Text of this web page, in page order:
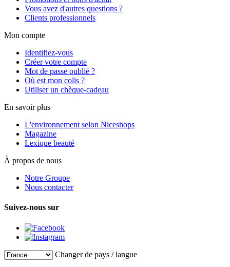
Vous avez d'autres questions ?
Clients professionnels
Mon compte
Identifiez-vous
Créer votre compte
Mot de passe oublié ?
Où est mon colis ?
Utiliser un chèque-cadeau
En savoir plus
L'environnement selon Niceshops
Magazine
Lexique beauté
À propos de nous
Notre Groupe
Nous contacter
Suivez-nous sur
Changer de pays / langue